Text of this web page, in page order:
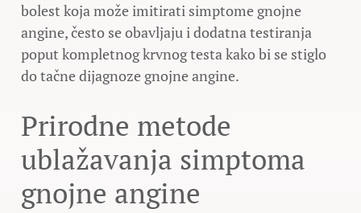
bolest koja može imitirati simptome gnojne
angine, često se obavljaju i dodatna testiranja
poput kompletnog krvnog testa kako bi se stiglo
do tačne dijagnoze gnojne angine.
Prirodne metode
ublažavanja simptoma
gnojne angine